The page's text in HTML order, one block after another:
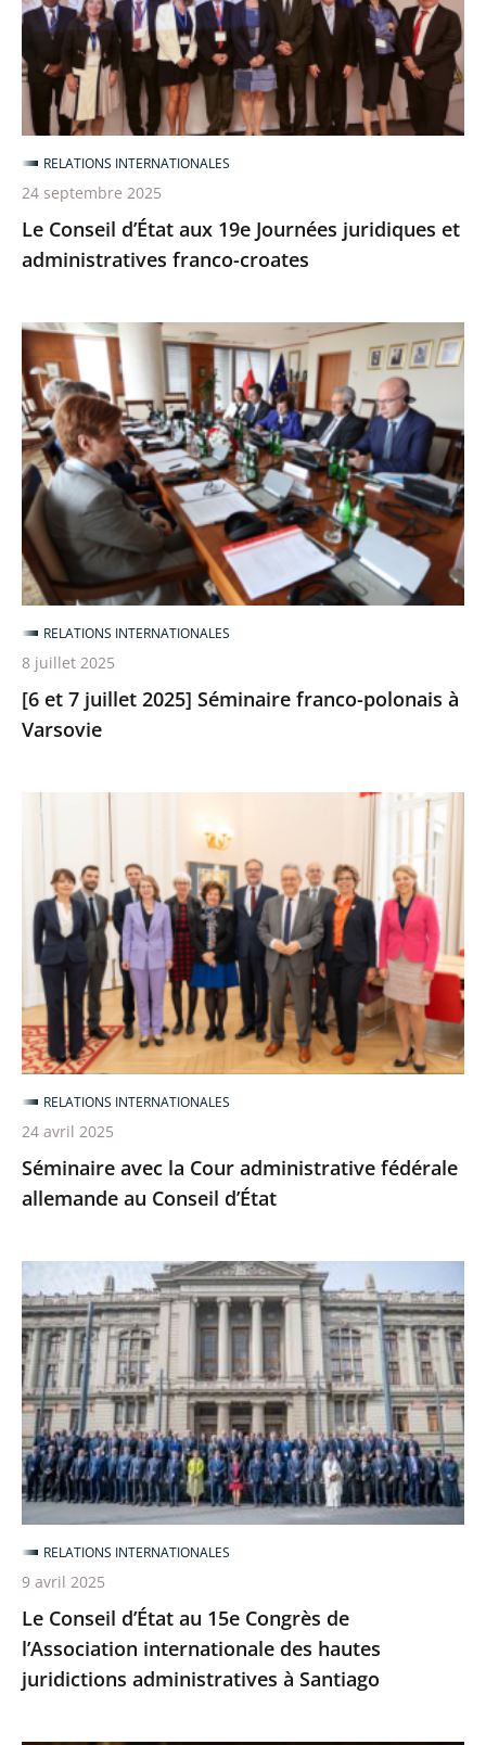
19e
Journées
juridiques
et
administratives
franco-
croates
Le Conseil d’État aux 19e Journées juridiques et
administratives franco-croates
RELATIONS INTERNATIONALES
24 septembre 2025
[6
et
7
juillet
2025]
Séminaire
franco-
polonais
à
Varsovie
[6 et 7 juillet 2025] Séminaire franco-polonais à
Varsovie
RELATIONS INTERNATIONALES
8 juillet 2025
Séminaire
Cour
administrative
fédérale
allemande
au
Conseil
d’État
Séminaire avec la Cour administrative fédérale
allemande au Conseil d’État
RELATIONS INTERNATIONALES
24 avril 2025
Conseil
d’État
au
15e
Congrès
de
l’Association
internationale
des
hautes
juridictions
administratives
à
Le Conseil d’État au 15e Congrès de
l’Association internationale des hautes
juridictions administratives à Santiago
RELATIONS INTERNATIONALES
9 avril 2025